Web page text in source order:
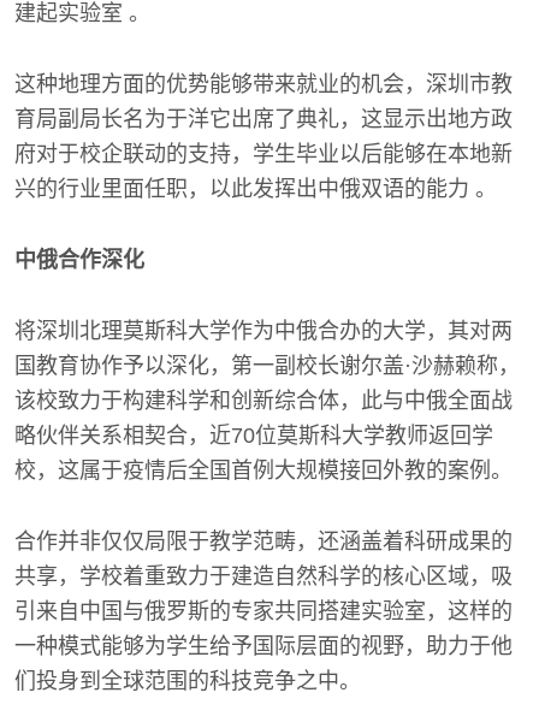
建起实验室 。
这种地理方面的优势能够带来就业的机会，深圳市教
育局副局长名为于洋它出席了典礼，这显示出地方政
府对于校企联动的支持，学生毕业以后能够在本地新
兴的行业里面任职，以此发挥出中俄双语的能力 。
中俄合作深化
将深圳北理莫斯科大学作为中俄合办的大学，其对两
国教育协作予以深化，第一副校长谢尔盖·沙赫赖称，
该校致力于构建科学和创新综合体，此与中俄全面战
略伙伴关系相契合，近70位莫斯科大学教师返回学
校，这属于疫情后全国首例大规模接回外教的案例。
合作并非仅仅局限于教学范畴，还涵盖着科研成果的
共享，学校着重致力于建造自然科学的核心区域，吸
引来自中国与俄罗斯的专家共同搭建实验室，这样的
一种模式能够为学生给予国际层面的视野，助力于他
们投身到全球范围的科技竞争之中。